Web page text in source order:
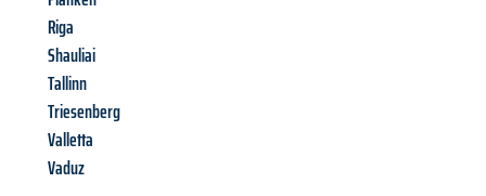
Riga
Shauliai
Tallinn
Triesenberg
Valletta
Vaduz